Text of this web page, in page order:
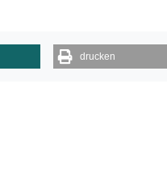
drucken